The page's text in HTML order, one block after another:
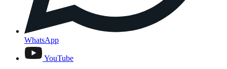
WhatsApp
YouTube